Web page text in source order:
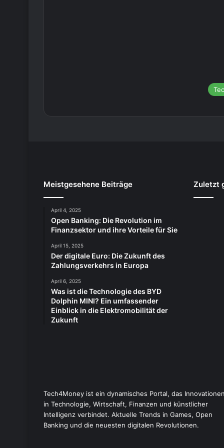
Meistgesehene Beiträge
April 4, 2025
Open Banking: Die Revolution im
Finanzsektor und ihre Vorteile für Sie
April 15, 2025
Der digitale Euro: Die Zukunft des
Zahlungsverkehrs in Europa
April 6, 2025
Was ist die Technologie des BYD
Dolphin MINI? Ein umfassender
Einblick in die Elektromobilität der
Zukunft
Zuletzt
Tech4Money ist ein dynamisches Portal, das
in Technologie, Wirtschaft, Finanzen und künstlicher
Intelligenz verbindet. Aktuelle Trends in Games, Open
Banking und die neuesten digitalen Revolutionen.